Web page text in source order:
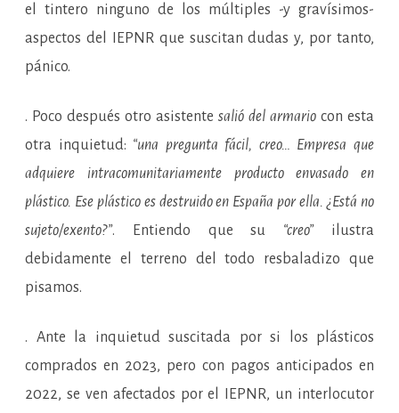
el tintero ninguno de los múltiples -y gravísimos-
aspectos del IEPNR que suscitan dudas y, por tanto,
pánico.
. Poco después otro asistente salió del armario con esta
otra inquietud: “una pregunta fácil, creo… Empresa que
adquiere intracomunitariamente producto envasado en
plástico. Ese plástico es destruido en España por ella. ¿Está no
sujeto/exento?”. Entiendo que su “creo”ilustra
debidamente el terreno del todo resbaladizo que
pisamos.
. Ante la inquietud suscitada por si los plásticos
comprados en 2023, pero con pagos anticipados en
2022, se ven afectados por el IEPNR, un interlocutor